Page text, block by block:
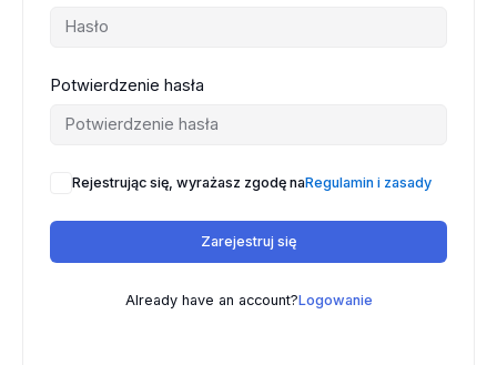
Potwierdzenie hasła
Rejestrując się, wyrażasz zgodę naRegulamin i zasady
Zarejestruj się
Already have an account?Logowanie